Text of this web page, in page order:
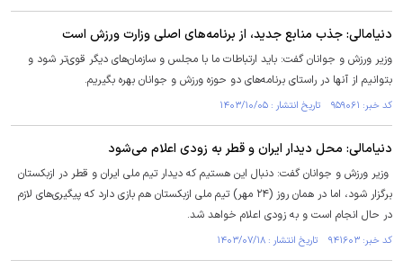
دنیامالی: جذب منابع جدید، از برنامه‌های اصلی وزارت ورزش است
وزیر ورزش و جوانان گفت: باید ارتباطات ما با مجلس و سازمان‌های دیگر قوی‌تر شود و
بتوانیم از آنها در راستای برنامه‌های دو حوزه ورزش و جوانان بهره بگیریم.
کد خبر: ۹۵۹۰۶۱ تاریخ انتشار : ۱۴۰۳/۱۰/۰۵
دنیامالی: محل دیدار ایران و قطر به زودی اعلام می‌شود
وزیر ورزش و جوانان گفت: دنبال این هستیم که دیدار تیم ملی ایران و قطر در ازبکستان
برگزار شود، اما در همان روز (۲۴ مهر) تیم ملی ازبکستان هم بازی دارد که پیگیری‌های لازم
در حال انجام است و به زودی اعلام خواهد شد.
کد خبر: ۹۴۱۶۰۳ تاریخ انتشار : ۱۴۰۳/۰۷/۱۸